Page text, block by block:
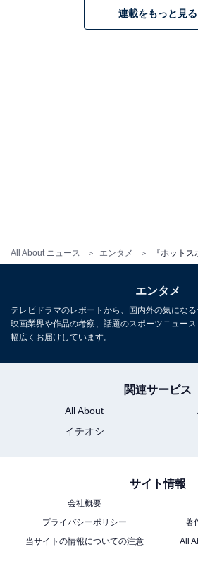
All About ニュース エンタメ
連載をもっと見る
エンタメ
テレビドラマのレポートから、国内外の気にな
映画業界や作品の考察、話題のスポーツニュー
幅広くお届けしています。
関連サービス
All About
イチオシ
サイト情報
会社概要
プライバシーポリシー
著
当サイトの情報についての注意
All